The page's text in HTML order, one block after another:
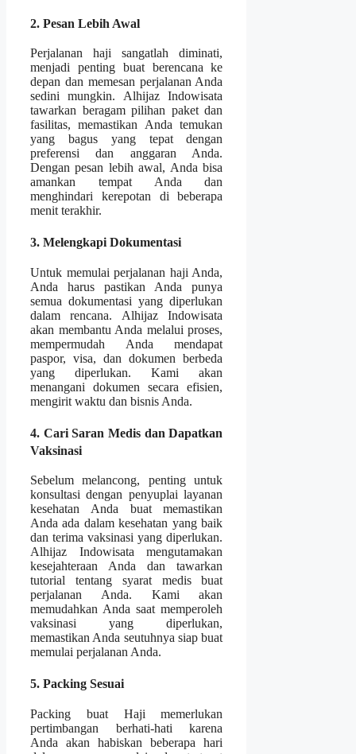
2. Pesan Lebih Awal
Perjalanan haji sangatlah diminati,
menjadi penting buat berencana ke
depan dan memesan perjalanan Anda
sedini mungkin. Alhijaz Indowisata
tawarkan beragam pilihan paket dan
fasilitas, memastikan Anda temukan
yang bagus yang tepat dengan
preferensi dan anggaran Anda.
Dengan pesan lebih awal, Anda bisa
amankan tempat Anda dan
menghindari kerepotan di beberapa
menit terakhir.
3. Melengkapi Dokumentasi
Untuk memulai perjalanan haji Anda,
Anda harus pastikan Anda punya
semua dokumentasi yang diperlukan
dalam rencana. Alhijaz Indowisata
akan membantu Anda melalui proses,
mempermudah Anda mendapat
paspor, visa, dan dokumen berbeda
yang diperlukan. Kami akan
menangani dokumen secara efisien,
mengirit waktu dan bisnis Anda.
4. Cari Saran Medis dan Dapatkan
Vaksinasi
Sebelum melancong, penting untuk
konsultasi dengan penyuplai layanan
kesehatan Anda buat memastikan
Anda ada dalam kesehatan yang baik
dan terima vaksinasi yang diperlukan.
Alhijaz Indowisata mengutamakan
kesejahteraan Anda dan tawarkan
tutorial tentang syarat medis buat
perjalanan Anda. Kami akan
memudahkan Anda saat memperoleh
vaksinasi yang diperlukan,
memastikan Anda seutuhnya siap buat
memulai perjalanan Anda.
5. Packing Sesuai
Packing buat Haji memerlukan
pertimbangan berhati-hati karena
Anda akan habiskan beberapa hari